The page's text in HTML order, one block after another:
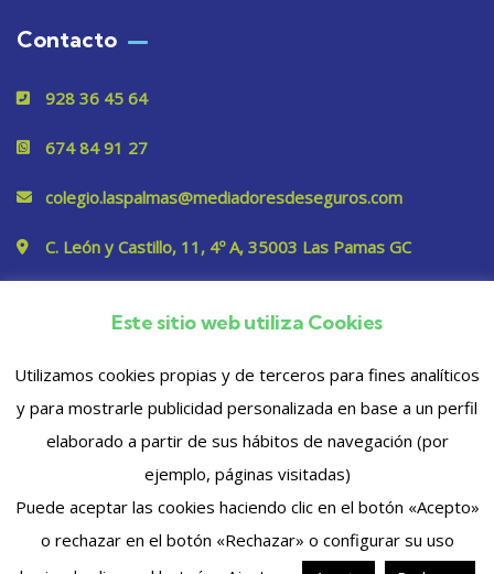
Contacto
928 36 45 64
674 84 91 27
colegio.laspalmas@mediadoresdeseguros.com
C. León y Castillo, 11, 4º A, 35003 Las Pamas GC
Privacidad
© 2023 Copyrights. Todos los derechos reservados
Este sitio web utiliza Cookies
Utilizamos cookies propias y de terceros para fines analíticos
y para mostrarle publicidad personalizada en base a un perfil
elaborado a partir de sus hábitos de navegación (por
ejemplo, páginas visitadas)
Puede aceptar las cookies haciendo clic en el botón «Acepto»
o rechazar en el botón «Rechazar» o configurar su uso